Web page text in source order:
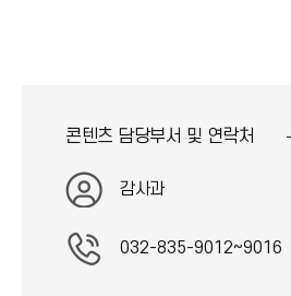
콘텐츠 담당부서 및 연락처
감사과
032-835-9012~9016